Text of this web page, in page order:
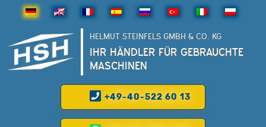
HELMUT STEINFELS GMBH & CO. KG
IHR HÄNDLER FÜR GEBRAUCHTE
MASCHINEN
+49-40-522 60 13